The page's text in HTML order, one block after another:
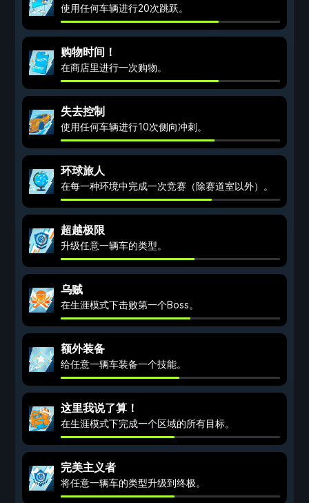
使用任何车辆进行20次跳跃。
购物时间！
在商店里进行一次购物。
失去控制
使用任何车辆进行10次侧向冲刺。
环球旅人
在每一种环境中完成一次竞赛（除赛道室以外）。
超越极限
升级任意一辆车的类型。
乌贼
在生涯模式下击败第一个Boss。
额外装备
给任意一辆车装备一个技能。
这里我说了算！
在生涯模式下完成一个区域的所有目标。
完美主义者
将任意一辆车的类型升级到终极。